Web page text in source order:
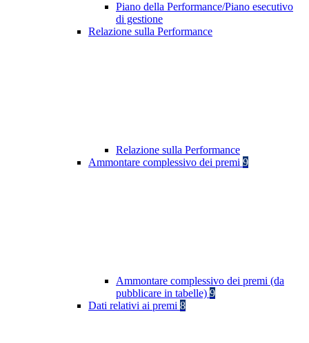
Piano della Performance/Piano esecutivo
di gestione
Relazione sulla Performance
Relazione sulla Performance
Ammontare complessivo dei premi 9
Ammontare complessivo dei premi (da
pubblicare in tabelle) 9
Dati relativi ai premi 8